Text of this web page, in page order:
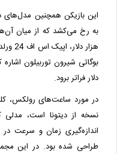
این بازیکن همچنین مدل‌های
دلار فراتر برود.
در مورد ساعت‌های رولکس،
اندازه‌گیری زمان و سرعت
طراحی شده بود. در این